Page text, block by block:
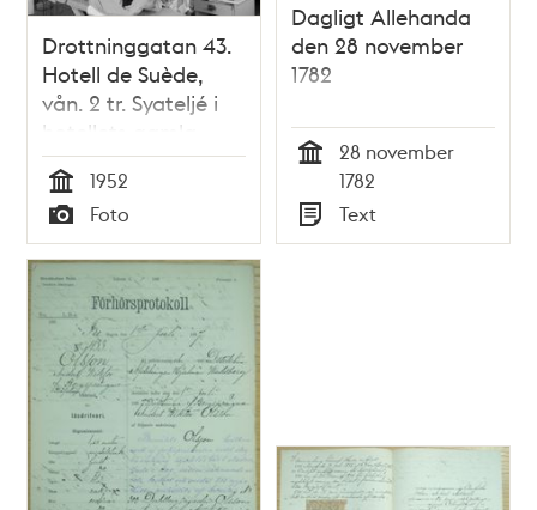
Drottninggatan 43.
Hotell de Suède,
vån. 2 tr. Syateljé i
hotellets gamla
representationsvåning
Tid
1952
Typ
Foto
Dagligt Allehanda
den 28 november
1782
28 november
1782
Typ
Text